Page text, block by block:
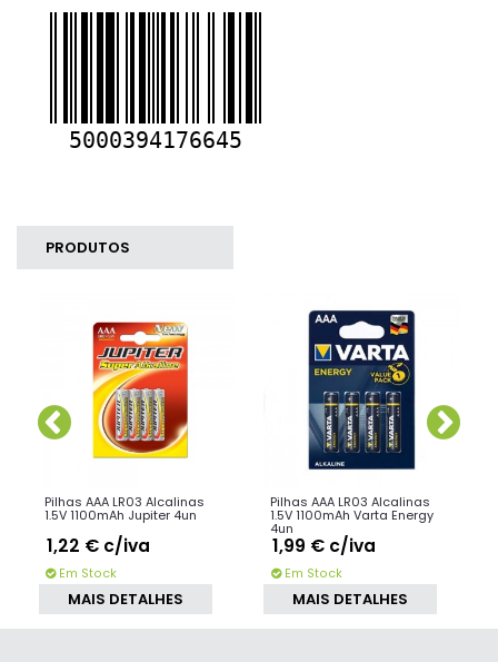
PRODUTOS
Pilhas AAA LR03 Alcalinas
1.5V 1100mAh Jupiter 4un
1,22 € c/iva
Em Stock
MAIS DETALHES
Pilhas AAA LR03 Alcalinas
1.5V 1100mAh Varta Energy
4un
1,99 € c/iva
Em Stock
MAIS DETALHES